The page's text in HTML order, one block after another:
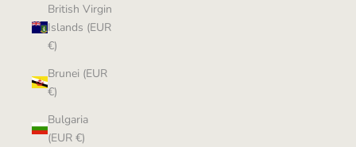
British Virgin
Islands (EUR
€)
Brunei (EUR
€)
Bulgaria
(EUR €)